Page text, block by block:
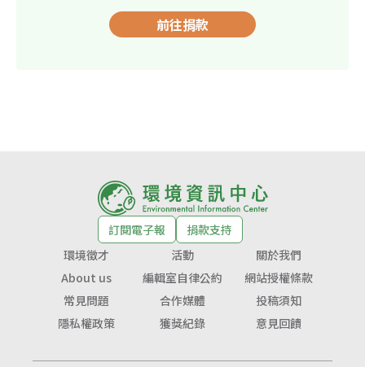
前往捐款
訂閱電子報
捐款支持
環境徵才
活動
關於我們
About us
編輯室自律公約
網站授權條款
常見問題
合作媒體
投稿須知
隱私權政策
獲獎紀錄 意見回饋